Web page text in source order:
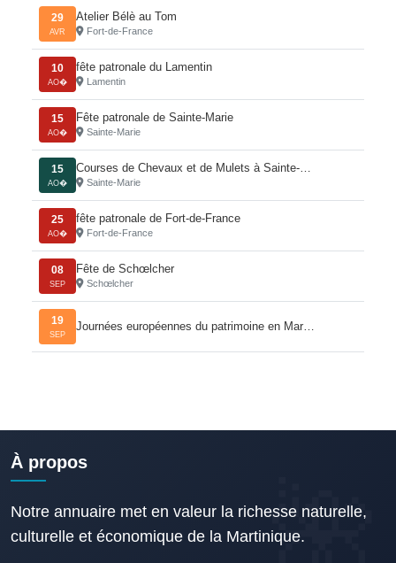
29
AVR
Atelier Bélè au Tom
Fort-de-France
10
AO�
fête patronale du Lamentin
Lamentin
15
AO�
Fête patronale de Sainte-Marie
Sainte-Marie
15
AO�
Courses de Chevaux et de Mulets à Sainte-…
Sainte-Marie
25
AO�
fête patronale de Fort-de-France
Fort-de-France
08
SEP
Fête de Schœlcher
Schœlcher
19
SEP
Journées européennes du patrimoine en Mar…
À propos
Notre annuaire met en valeur la richesse naturelle,
culturelle et économique de la Martinique.